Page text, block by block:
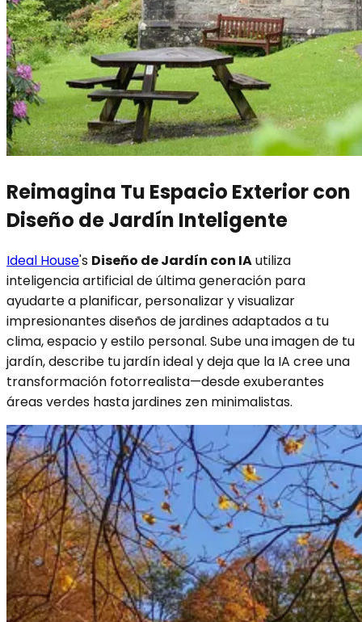
Reimagina Tu Espacio Exterior con
Diseño de Jardín Inteligente
Ideal House's Diseño de Jardín con IAutiliza
inteligencia artificial de última generación para
ayudarte a planificar, personalizar y visualizar
impresionantes diseños de jardines adaptados a tu
clima, espacio y estilo personal. Sube una imagen de tu
jardín, describe tu jardín ideal y deja que la IA cree una
transformación fotorrealista—desde exuberantes
áreas verdes hasta jardines zen minimalistas.